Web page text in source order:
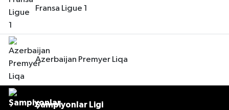
Fransa Ligue 1
Azerbaijan Premyer Liqa
Şampiyonlar Ligi